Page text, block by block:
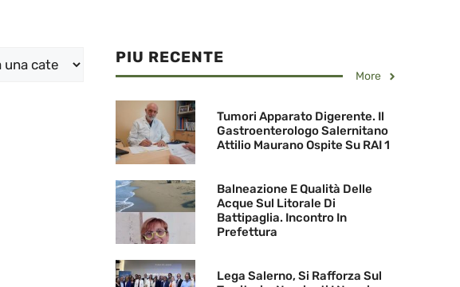
PIU RECENTE
More
Tumori Apparato Digerente. Il
Gastroenterologo Salernitano
Attilio Maurano Ospite Su RAI 1
Balneazione E Qualità Delle
Acque Sul Litorale Di
Battipaglia. Incontro In
Prefettura
Lega Salerno, Si Rafforza Sul